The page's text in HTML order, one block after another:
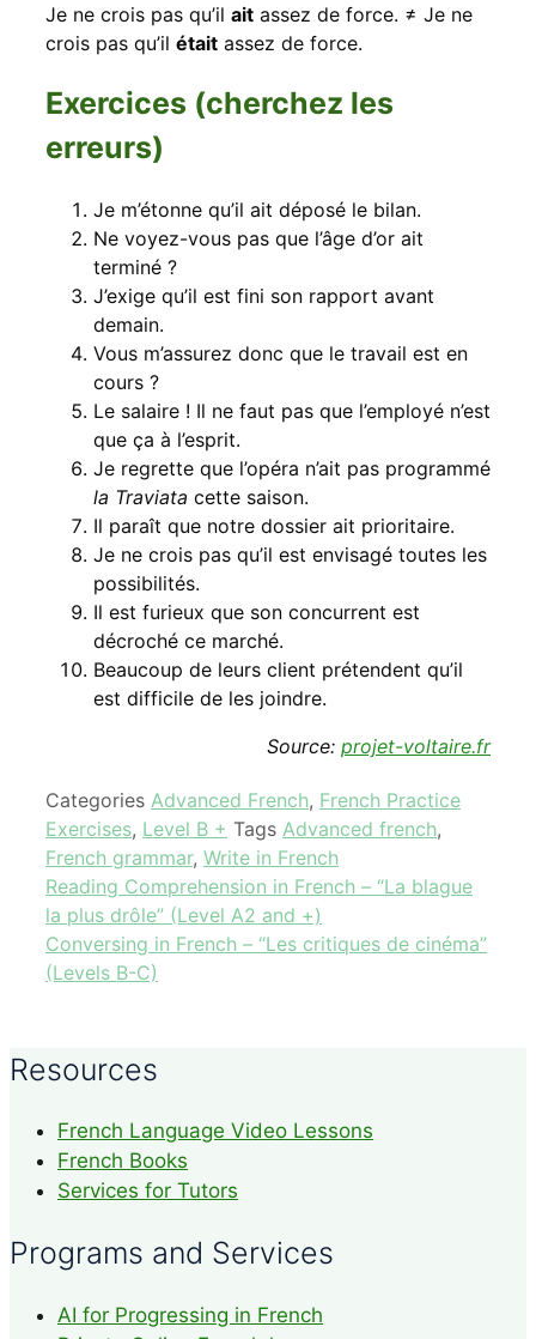
Je ne crois pas qu’il ait assez de force. ≠ Je ne
crois pas qu’il était assez de force.
Exercices (cherchez les
erreurs)
Je m’étonne qu’il ait déposé le bilan.
Ne voyez-vous pas que l’âge d’or ait
terminé ?
J’exige qu’il est fini son rapport avant
demain.
Vous m’assurez donc que le travail est en
cours ?
Le salaire ! Il ne faut pas que l’employé n’est
que ça à l’esprit.
Je regrette que l’opéra n’ait pas programmé
la Traviata cette saison.
Il paraît que notre dossier ait prioritaire.
Je ne crois pas qu’il est envisagé toutes les
possibilités.
Il est furieux que son concurrent est
décroché ce marché.
Beaucoup de leurs client prétendent qu’il
est difficile de les joindre.
Source: projet-voltaire.fr
Categories Advanced French, French Practice
Exercises, Level B + Tags Advanced french,
French grammar, Write in French
Reading Comprehension in French – “La blague
la plus drôle” (Level A2 and +)
Conversing in French – “Les critiques de cinéma”
(Levels B-C)
Resources
French Language Video Lessons
French Books
Services for Tutors
Programs and Services
AI for Progressing in French